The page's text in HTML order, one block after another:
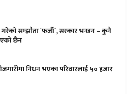
गरेको सम्झौता `फर्जी´, सरकार भन्छन – कुनै
छैन
निधन भएका परिवारलाई ५० हजार